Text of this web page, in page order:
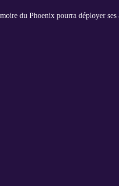
du Phoenix pourra déployer ses